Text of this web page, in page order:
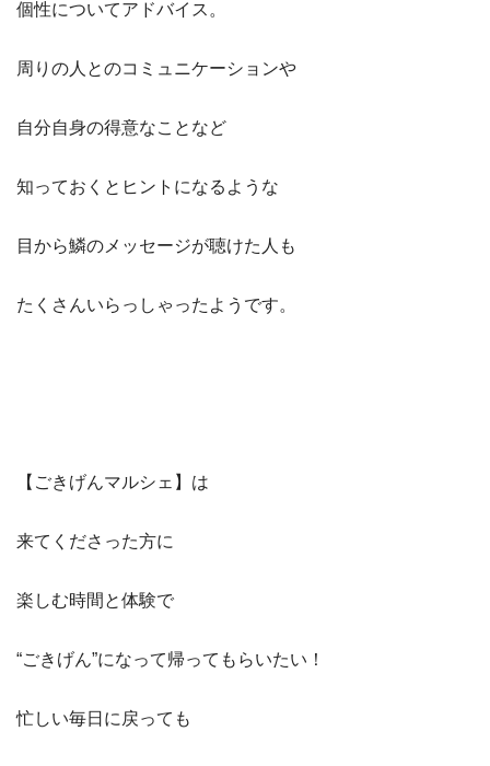
個性についてアドバイス。
周りの人とのコミュニケーションや
自分自身の得意なことなど
知っておくとヒントになるような
目から鱗のメッセージが聴けた人も
たくさんいらっしゃったようです。
【ごきげんマルシェ】は
来てくださった方に
楽しむ時間と体験で
“ごきげん”になって帰ってもらいたい！
忙しい毎日に戻っても